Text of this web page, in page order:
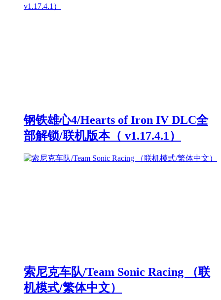
钢铁雄心4/Hearts of Iron IV DLC全
部解锁/联机版本（ v1.17.4.1）
索尼克车队/Team Sonic Racing （联
机模式/繁体中文）